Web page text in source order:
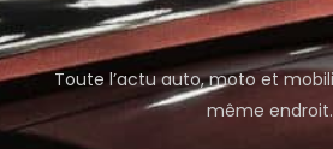
Toute l’actu auto, moto et mobilité, rassemblée au
même endroit.